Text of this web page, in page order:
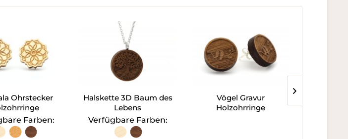
Ohrstecker
Farben:
Halskette 3D Baum des
Lebens
Verfügbare Farben:
Vögel Gravur
Holzohrringe